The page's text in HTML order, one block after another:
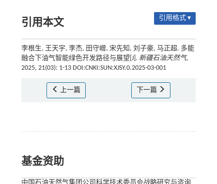
引用本文 引用格式 ▾
李根生, 王天宇, 李杰, 田守嶒, 宋先知, 刘子豪, 马正超. 多能
融合下油气智能绿色开发路径与展望[J]. 新疆石油天然气,
2025, 21(03): 1-13 DOI:CNKI:SUN:XJSY.0.2025-03-001
上一篇 下一篇
基金资助